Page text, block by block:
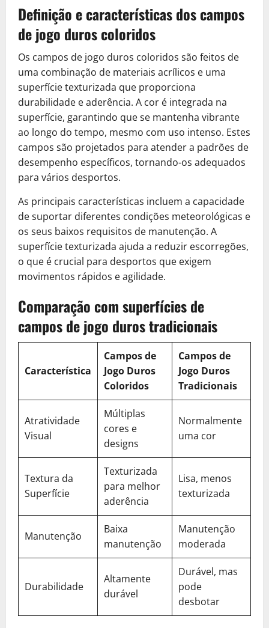
Definição e características dos campos
de jogo duros coloridos
Os campos de jogo duros coloridos são feitos de
uma combinação de materiais acrílicos e uma
superfície texturizada que proporciona
durabilidade e aderência. A cor é integrada na
superfície, garantindo que se mantenha vibrante
ao longo do tempo, mesmo com uso intenso. Estes
campos são projetados para atender a padrões de
desempenho específicos, tornando-os adequados
para vários desportos.
As principais características incluem a capacidade
de suportar diferentes condições meteorológicas e
os seus baixos requisitos de manutenção. A
superfície texturizada ajuda a reduzir escorregões,
o que é crucial para desportos que exigem
movimentos rápidos e agilidade.
Comparação com superfícies de
campos de jogo duros tradicionais
Característica
Campos de
Jogo Duros
Coloridos
Campos de
Jogo Duros
Tradicionais
Atratividade
Visual
Múltiplas
cores e
designs
Normalmente
uma cor
Textura da
Superfície
Texturizada
para melhor
aderência
Lisa, menos
texturizada
Manutenção
Baixa
manutenção
Manutenção
moderada
Durabilidade
Altamente
durável
Durável, mas
pode
desbotar